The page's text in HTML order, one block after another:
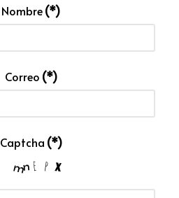
Nombre(*)
Correo (*)
Captcha (*)